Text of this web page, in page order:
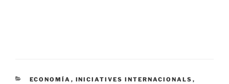
CATEGORÍAS
ECONOMÍA , INICIATIVES INTERNACIONALS ,